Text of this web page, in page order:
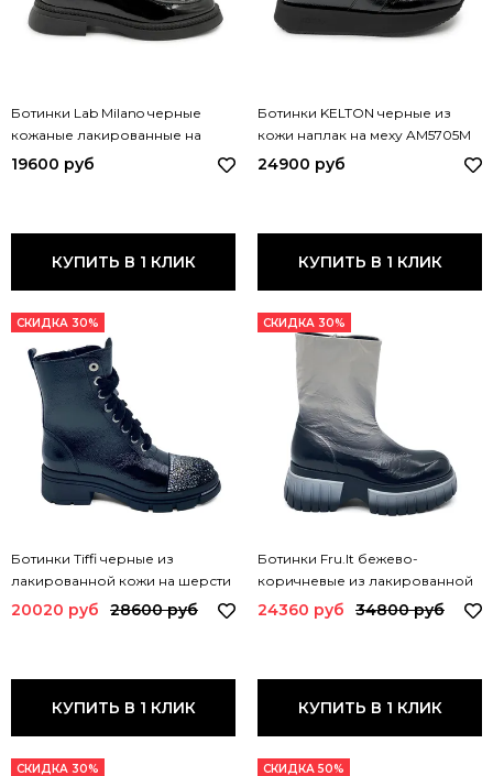
Ботинки Lab Milano черные
кожаные лакированные на
байке 148LAB1608 LAB LAK
19600 руб
КУПИТЬ В 1 КЛИК
Ботинки KELTON черные из
кожи наплак на меху AM5705M
KEL NERO
24900 руб
КУПИТЬ В 1 КЛИК
СКИДКА 30%
Ботинки Tiffi черные из
лакированной кожи на шерсти
A383 TI LAK NERO
20020 руб 28600 руб
КУПИТЬ В 1 КЛИК
СКИДКА 30%
Ботинки Fru.It бежево-
коричневые из лакированной
кожи на байке 8455ZL FR
24360 руб 34800 руб
КУПИТЬ В 1 КЛИК
СКИДКА 30% СКИДКА 50%